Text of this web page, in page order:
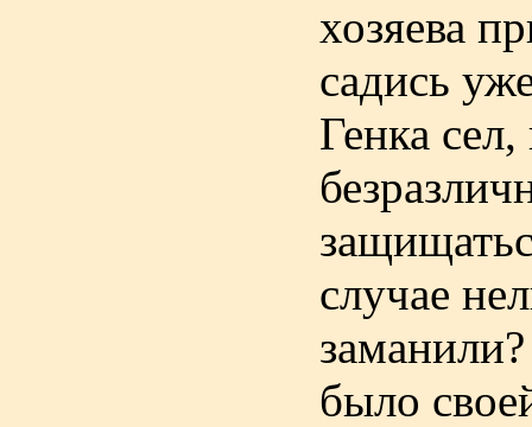
хозяева
садись
Генка
случае
было